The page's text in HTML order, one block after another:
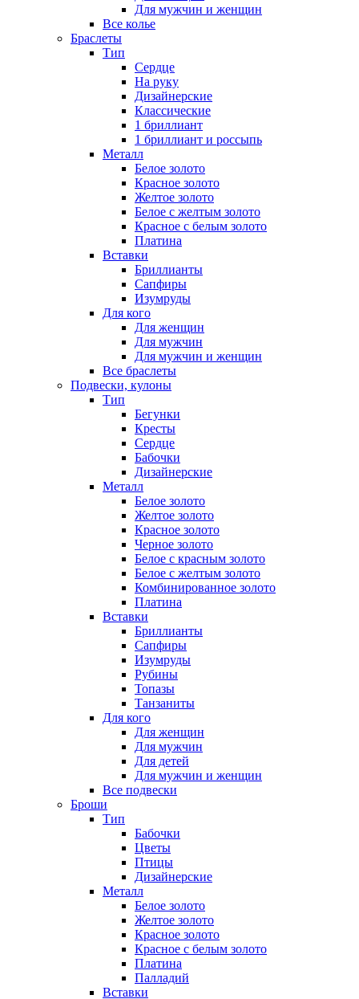
Для мужчин и женщин
Все колье
Браслеты
Тип
Сердце
На руку
Дизайнерские
Классические
1 бриллиант
1 бриллиант и россыпь
Металл
Белое золото
Красное золото
Желтое золото
Белое с желтым золото
Красное с белым золото
Платина
Вставки
Бриллианты
Сапфиры
Изумруды
Для кого
Для женщин
Для мужчин
Для мужчин и женщин
Все браслеты
Подвески, кулоны
Тип
Бегунки
Кресты
Сердце
Бабочки
Дизайнерские
Металл
Белое золото
Желтое золото
Красное золото
Черное золото
Белое с красным золото
Белое с желтым золото
Комбинированное золото
Платина
Вставки
Бриллианты
Сапфиры
Изумруды
Рубины
Топазы
Танзаниты
Для кого
Для женщин
Для мужчин
Для детей
Для мужчин и женщин
Все подвески
Броши
Тип
Бабочки
Цветы
Птицы
Дизайнерские
Металл
Белое золото
Желтое золото
Красное золото
Красное с белым золото
Платина
Палладий
Вставки